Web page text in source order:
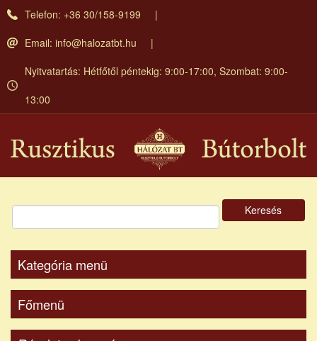
Ugrás
Telefon: +36 30/158-9199
Email: info@halozatbt.hu
Nyitvatartás: Hétfőtől péntekig: 9:00-17:00, Szombat: 9:00-
13:00
Keresés
Kategória menü
Főmenü